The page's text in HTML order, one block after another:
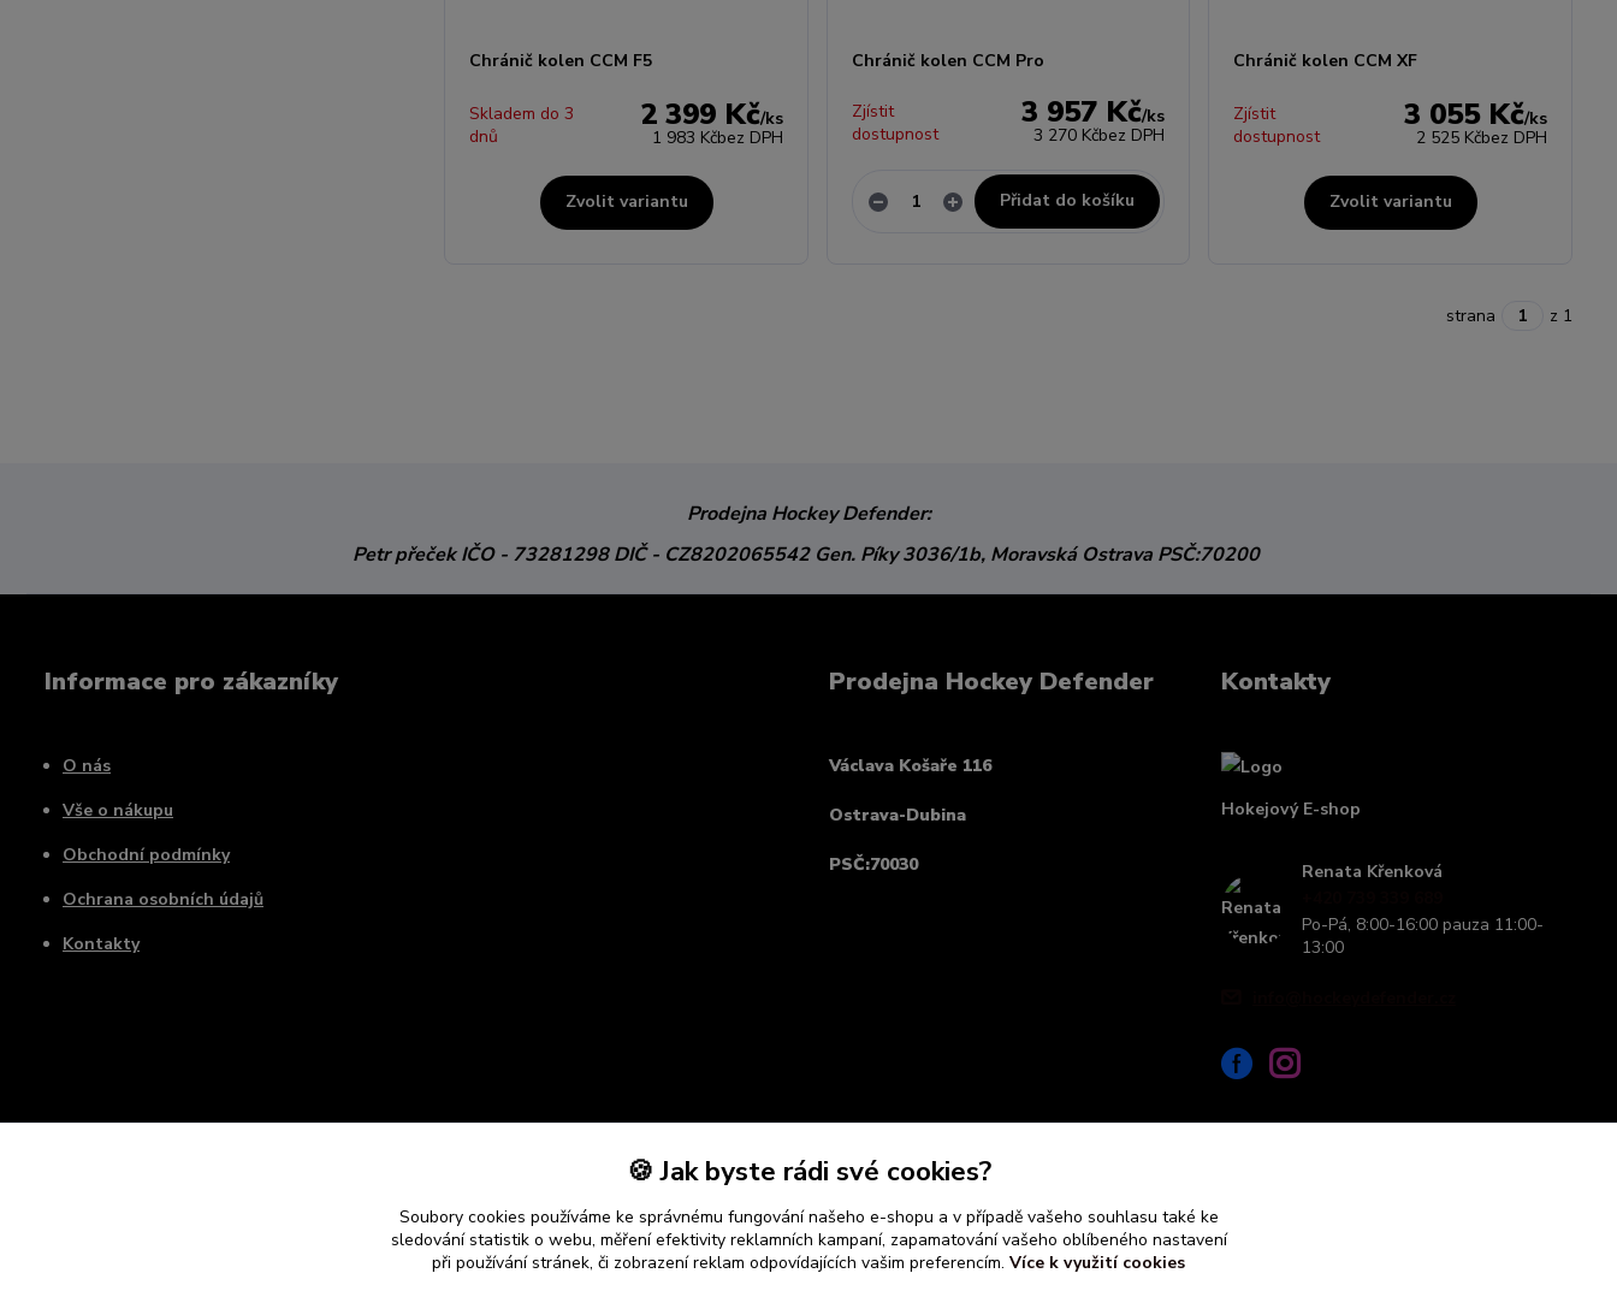
Chránič kolen CCM F5
2 399 Kč/ks
1 983 Kčbez DPH
Skladem do 3
dnů
Zvolit variantu
Chránič kolen CCM Pro
3 957 Kč/ks
3 270 Kčbez DPH
Zjístit
dostupnost
Přidat do košíku
Chránič kolen CCM XF
3 055 Kč/ks
2 525 Kčbez DPH
Zjístit
dostupnost
Zvolit variantu
strana z 1
Prodejna Hockey Defender:
Petr přečekIČO - 73281298DIČ - CZ8202065542 Gen. Píky 3036/1b, Moravská Ostrava PSČ:70200
Informace pro zákazníky
O nás
Vše o nákupu
Obchodní podmínky
Ochrana osobních údajů
Kontakty
Prodejna Hockey Defender
Václava Košaře 116
Ostrava-Dubina
PSČ:70030
Kontakty
Hokejový E-shop
Renata Křenková
Po-Pá, 8:00-16:00 pauza 11:00-
13:00
🍪 Jak byste rádi své cookies?
Soubory cookies používáme ke správnému fungování našeho e-shopu a v případě vašeho souhlasu také ke
sledování statistik o webu, měření efektivity reklamních kampaní, zapamatování vašeho oblíbeného nastavení
při používání stránek, či zobrazení reklam odpovídajících vašim preferencím. Více k využití cookies